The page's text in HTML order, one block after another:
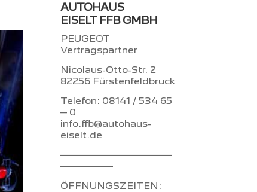
AUTOHAUS
EISELT FFB GMBH
PEUGEOT
Vertragspartner
Nicolaus-Otto-Str. 2
82256 Fürstenfeldbruck
Telefon: 08141 / 534 65
– 0
info.ffb@autohaus-
eiselt.de
–––––––––––––––––
––––––––
ÖFFNUNGSZEITEN: